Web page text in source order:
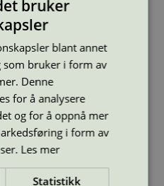
ecolabel)
www.nordicchic.no/
www.nordicchic.dk
Finland, Danmark, Utenfor
bruker
blant annet
som bruker i form av
Denne
for å analysere
og for å oppnå mer
i form av
Les mer
Statistikk